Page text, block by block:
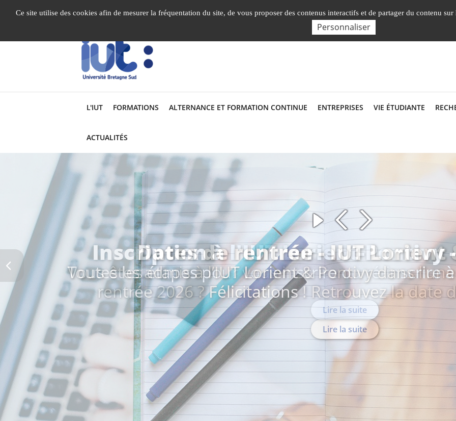
Nos Facultés, Instituts, Ecole
L'IUT FORMATIONS ALTERNANCE ET FORMATION CONTINUE ENTREPRISES VIE ÉTUDIANTE
ACTUALITÉS
Dates de rentrée - IUT Lorient
Vous êtes admis à l’IUT Lorient & Pontivy dans
rentrée 2026 ? Félicitations ! Retrouvez la date
Lire la suite
Ce site utilise des cookies afin de mesurer la fréquentation du site, de vous proposer des contenus interactifs et de partager du contenu sur
Personnaliser